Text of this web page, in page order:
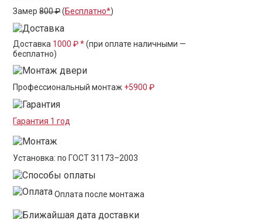
Замер800 ₽(Бесплатно*)
Доставка 1000 ₽ *(при оплате наличными —
бесплатно)
Профессиональный монтаж +5900 ₽
Гарантия 1 год
Установка: по ГОСТ 31173–2003
Оплата после монтажа